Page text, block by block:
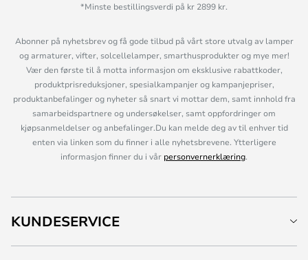
*Minste bestillingsverdi på kr 2899 kr.
Abonner på nyhetsbrev og få gode tilbud på vårt store utvalg av lamper
og armaturer, vifter, solcellelamper, smarthusprodukter og mye mer!
Vær den første til å motta informasjon om eksklusive rabattkoder,
produktprisreduksjoner, spesialkampanjer og kampanjepriser,
produktanbefalinger og nyheter så snart vi mottar dem, samt innhold fra
samarbeidspartnere og undersøkelser, samt oppfordringer om
kjøpsanmeldelser og anbefalinger.Du kan melde deg av til enhver tid
enten via linken som du finner i alle nyhetsbrevene. Ytterligere
informasjon finner du i vår personvernerklæring.
KUNDESERVICE